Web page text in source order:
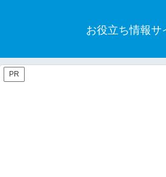
お役立ち情報サ
PR